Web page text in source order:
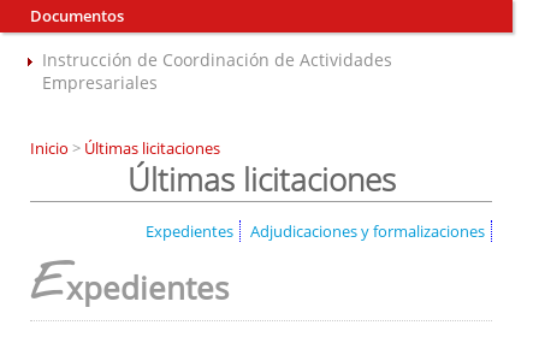
Documentos
Instrucción de Coordinación de Actividades
Empresariales
Inicio > Últimas licitaciones
Últimas licitaciones
Expedientes Adjudicaciones y formalizaciones
Expedientes